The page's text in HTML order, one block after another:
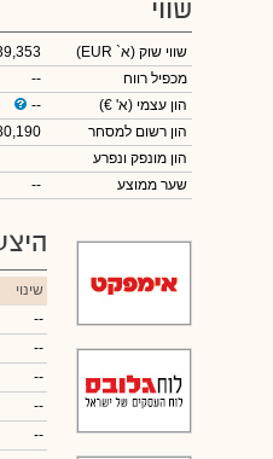
שווי
שווי שוק (א` EUR)
מכפיל רווח
--
הון עצמי (א' €)
--
הון רשום למסחר
הון מונפק ונפרע
שער ממוצע
--
שינוי
--
--
--
--
--